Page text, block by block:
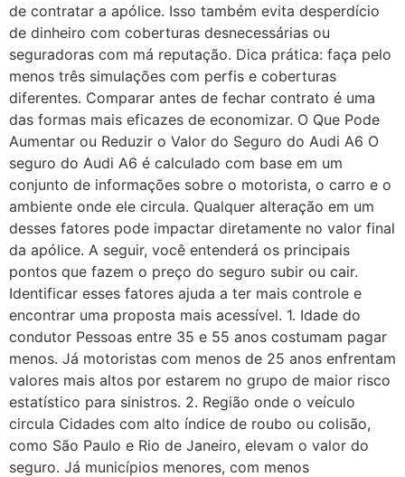
de contratar a apólice. Isso também evita desperdício
de dinheiro com coberturas desnecessárias ou
seguradoras com má reputação. Dica prática: faça pelo
menos três simulações com perfis e coberturas
diferentes. Comparar antes de fechar contrato é uma
das formas mais eficazes de economizar. O Que Pode
Aumentar ou Reduzir o Valor do Seguro do Audi A6 O
seguro do Audi A6 é calculado com base em um
conjunto de informações sobre o motorista, o carro e o
ambiente onde ele circula. Qualquer alteração em um
desses fatores pode impactar diretamente no valor final
da apólice. A seguir, você entenderá os principais
pontos que fazem o preço do seguro subir ou cair.
Identificar esses fatores ajuda a ter mais controle e
encontrar uma proposta mais acessível. 1. Idade do
condutor Pessoas entre 35 e 55 anos costumam pagar
menos. Já motoristas com menos de 25 anos enfrentam
valores mais altos por estarem no grupo de maior risco
estatístico para sinistros. 2. Região onde o veículo
circula Cidades com alto índice de roubo ou colisão,
como São Paulo e Rio de Janeiro, elevam o valor do
seguro. Já municípios menores, com menos